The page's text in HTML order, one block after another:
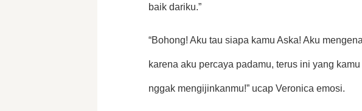
baik dariku.”
“Bohong! Aku tau siapa kamu Aska! Aku
karena aku percaya padamu, terus ini yang
nggak mengijinkanmu!” ucap Veronica emosi.